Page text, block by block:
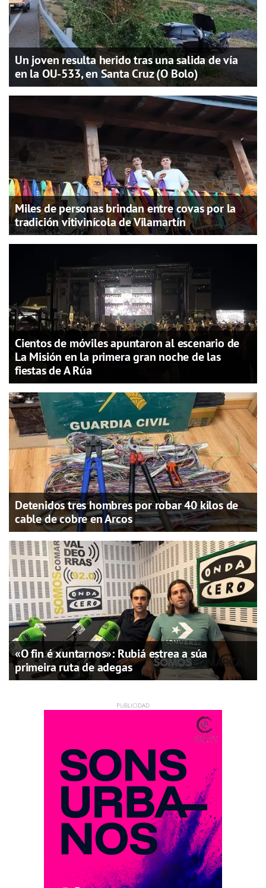
Un joven resulta herido tras una salida de vía
en la OU-533, en Santa Cruz (O Bolo)
Miles de personas brindan entre covas por la
tradición vitivinícola de Vilamartín
Cientos de móviles apuntaron al escenario de
La Misión en la primera gran noche de las
fiestas de A Rúa
Detenidos tres hombres por robar 40 kilos de
cable de cobre en Arcos
«O fin é xuntarnos»: Rubiá estrea a súa
primeira ruta de adegas